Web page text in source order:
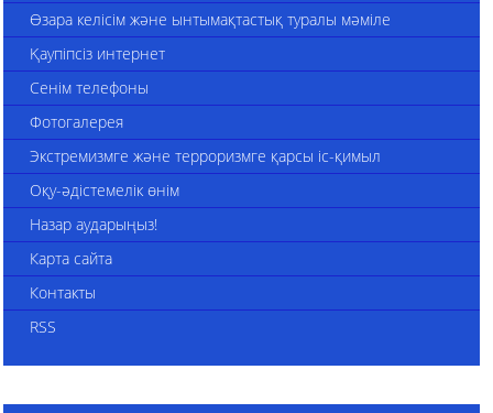
Өзара келісім және ынтымақтастық туралы мәміле
Қаупіпсіз интернет
Сенім телефоны
Фотогалерея
Экстремизмге және терроризмге қарсы іс-қимыл
Оқу-әдістемелік өнім
Назар аударыңыз!
Карта сайта
Контакты
RSS